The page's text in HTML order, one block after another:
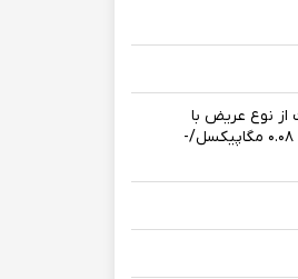
/- حسگر نخست از نوع عریض با
رزولوشن ۸ مگاپیکسل - دریچه دیافراگم f/۲.۰ /- حسگر دوم از نوع کمکی با رزولوشن ۰.۰۸ مگاپیکسل/-